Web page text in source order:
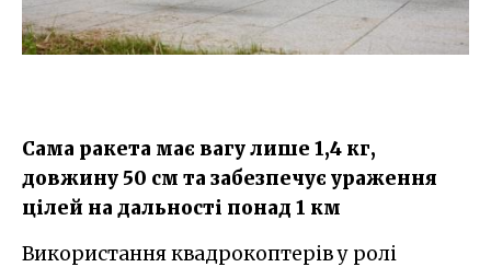
Сама ракета має вагу лише 1,4 кг,
довжину 50 см та забезпечує ураження
цілей на дальності понад 1 км
Використання квадрокоптерів у ролі